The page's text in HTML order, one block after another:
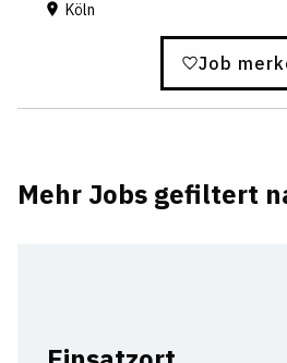
Köln
Job
Mehr Jobs gefiltert